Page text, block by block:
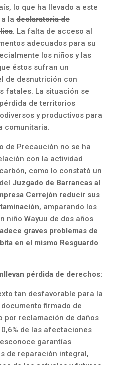
lo que ha llevado a este
a ladeclaratoria de
. La falta de acceso al
adecuados para su
los niños y las
éstos sufran un
de desnutrición con
fatales. La situación se
de territorios
y productivos para
comunitaria.
de Precaución no se ha
con la actividad
como lo constató un
Juzgado de Barrancas al
Cerrejón reducir sus
, amparando los
niño Wayuu de dos años
graves problemas de
en el mismo Resguardo
pérdida de derechos:
tan desfavorable para la
firmado de
por reclamación de daños
de las afectaciones
garantías
de reparación integral,